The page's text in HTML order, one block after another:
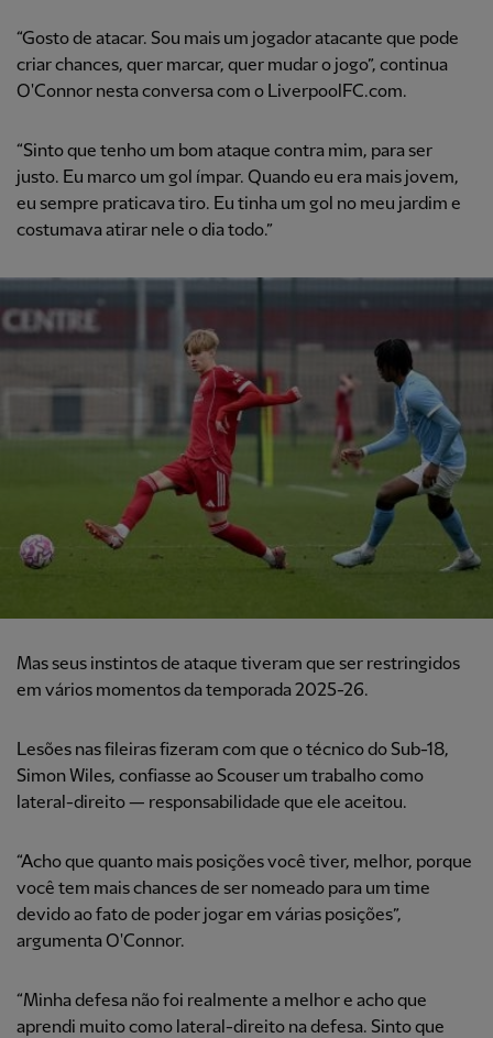
“Gosto de atacar. Sou mais um jogador atacante que pode
criar chances, quer marcar, quer mudar o jogo”, continua
O'Connor nesta conversa com o LiverpoolFC.com.
“Sinto que tenho um bom ataque contra mim, para ser
justo. Eu marco um gol ímpar. Quando eu era mais jovem,
eu sempre praticava tiro. Eu tinha um gol no meu jardim e
costumava atirar nele o dia todo.”
Mas seus instintos de ataque tiveram que ser restringidos
em vários momentos da temporada 2025-26.
Lesões nas fileiras fizeram com que o técnico do Sub-18,
Simon Wiles, confiasse ao Scouser um trabalho como
lateral-direito — responsabilidade que ele aceitou.
“Acho que quanto mais posições você tiver, melhor, porque
você tem mais chances de ser nomeado para um time
devido ao fato de poder jogar em várias posições”,
argumenta O'Connor.
“Minha defesa não foi realmente a melhor e acho que
aprendi muito como lateral-direito na defesa. Sinto que